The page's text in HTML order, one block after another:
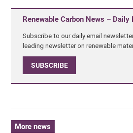
Renewable Carbon News –
Subscribe to our daily email
leading newsletter on renewable
SUBSCRIBE
More news